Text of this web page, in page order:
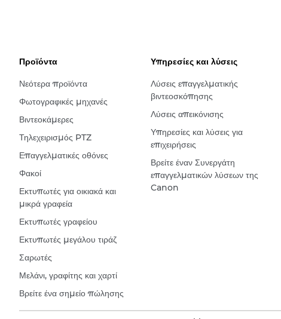
Προϊόντα
Νεότερα προϊόντα
Φωτογραφικές μηχανές
Βιντεοκάμερες
Τηλεχειρισμός PTZ
Επαγγελματικές οθόνες
Φακοί
Εκτυπωτές για οικιακά και
μικρά γραφεία
Εκτυπωτές γραφείου
Εκτυπωτές μεγάλου τιράζ
Σαρωτές
Μελάνι, γραφίτης και χαρτί
Βρείτε ένα σημείο πώλησης
Υπηρεσίες και λύσεις
Λύσεις επαγγελματικής
βιντεοσκόπησης
Λύσεις απεικόνισης
Υπηρεσίες και λύσεις για
επιχειρήσεις
Βρείτε έναν Συνεργάτη
επαγγελματικών λύσεων της
Canon